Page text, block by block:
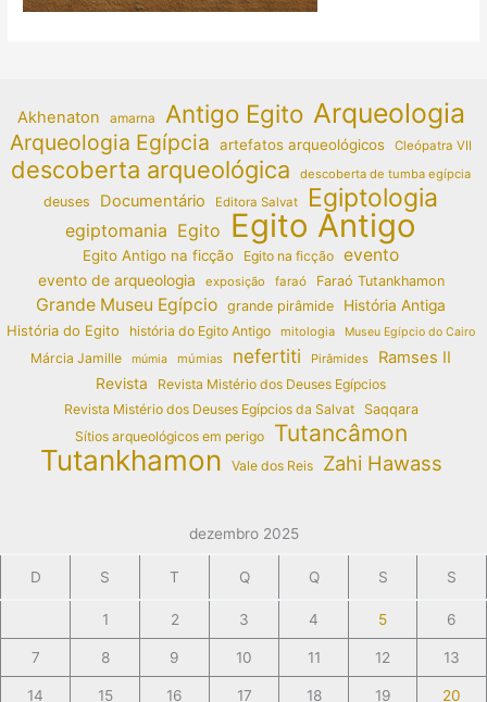
Akhenaton amarna Antigo Egito Arqueologia
Arqueologia Egípcia artefatos arqueológicos Cleópatra VII
descoberta arqueológica descoberta de tumba egípcia
deuses Documentário Editora Salvat Egiptologia
egiptomania Egito Egito Antigo
Egito Antigo na ficção Egito na ficção evento
evento de arqueologia exposição faraó Faraó Tutankhamon
Grande Museu Egípcio grande pirâmide
História Antiga
História do Egito
história do Egito Antigo mitologia Museu Egípcio do Cairo
Márcia Jamille múmia múmias nefertiti Pirâmides Ramses II
Revista
Revista Mistério dos Deuses Egípcios
Revista Mistério dos Deuses Egípcios da Salvat
Saqqara
Sítios arqueológicos em perigo
Tutancâmon
Tutankhamon Vale dos Reis Zahi Hawass
dezembro 2025
D S T Q Q S S
1 2 3 4 5 6
7 8 9 10 11 12 13
14 15 16 17 18 19 20